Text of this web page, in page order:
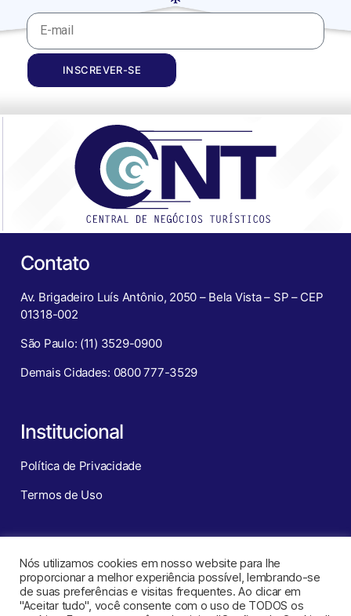
INSCREVER-SE
Contato
Av. Brigadeiro Luís Antônio, 2050 – Bela Vista – SP – CEP
01318-002
São Paulo: (11) 3529-0900
Demais Cidades: 0800 777-3529
Institucional
Política de Privacidade
Termos de Uso
Redes Sociais
Nós utilizamos cookies em nosso website para lhe
proporcionar a melhor experiência possível, lembrando-se
de suas preferências e visitas frequentes. Ao clicar em
"Aceitar tudo", você consente com o uso de TODOS os